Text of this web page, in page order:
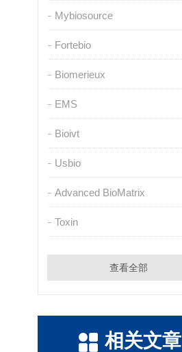
Mybiosource
Fortebio
Biomerieux
EMS
Bioivt
Usbio
Advanced BioMatrix
Toxin
查看全部
相关文章